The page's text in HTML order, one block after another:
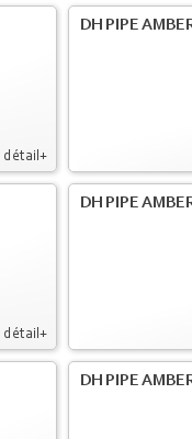
détail+
DH PIPE
détail+
DH PIPE
DH PIPE